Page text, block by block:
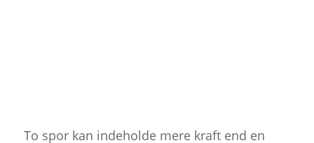
To spor kan indeholde mere kraft end en